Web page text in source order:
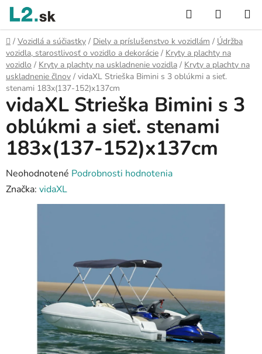
Prejsť
obsah
Hľadať
KOŠÍK
Domov
/ Vozidlá a súčiastky / Diely a príslušenstvo k vozidlám / Údržba
vozidla, starostlivosť o vozidlo a dekorácie / Kryty a plachty na
vozidlo / Kryty a plachty na uskladnenie vozidla / Kryty a plachty na
uskladnenie člnov / vidaXL Strieška Bimini s 3 oblúkmi a sieť.
stenami 183x(137-152)x137cm
vidaXL Strieška Bimini s 3
oblúkmi a sieť. stenami
183x(137-152)x137cm
Priemerné
hodnotenie
produktu
hviezdičiek.
Neohodnotené Podrobnosti hodnotenia
Značka: vidaXL